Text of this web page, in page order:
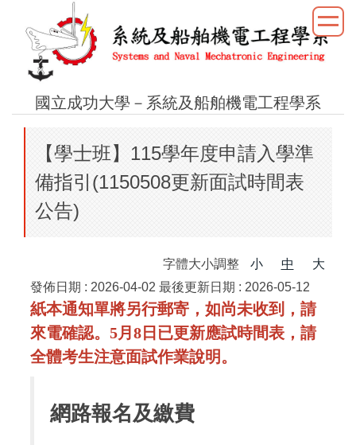
國立成功大學－系統及船舶機電工程學系
【學士班】115學年度申請入學準
備指引(1150508更新面試時間表
公告)
字體大小調整 小 中
大
發佈日期 : 2026-04-02 最後更新日期 : 2026-05-12
紙本通知單將另行郵寄，如尚未收到，請
來電確認。5月8日已更新應試時間表，請
全體考生注意面試作業說明。
網路報名及繳費